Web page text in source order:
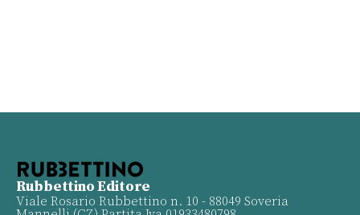
Rubbettino Editore
Viale Rosario Rubbettino n. 10 - 88049 Soveria